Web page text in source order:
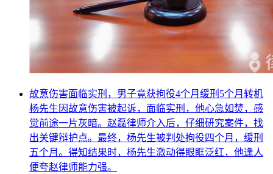
故意伤害面临实刑，男子竟获拘役4个月缓刑5个月转机
杨先生因故意伤害被起诉，面临实刑，他心急如焚，感
觉前途一片灰暗。赵磊律师介入后，仔细研究案件，找
出关键辩护点。最终，杨先生被判处拘役四个月，缓刑
五个月。得知结果时，杨先生激动得眼眶泛红，他逢人
便夸赵律师能力强。